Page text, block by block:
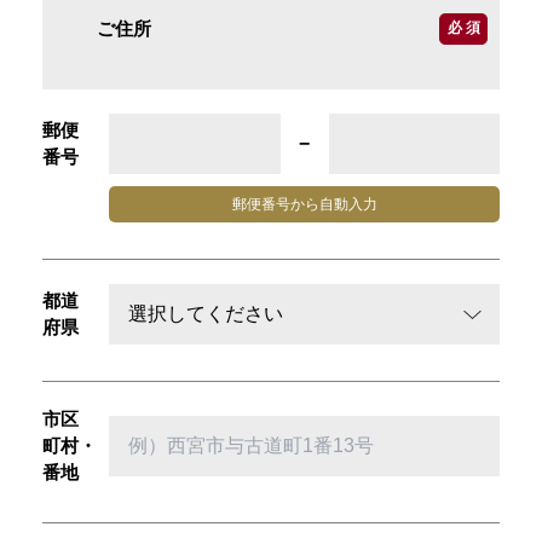
ご住所 必 須
郵便
番号
−
郵便番号から 自動入力
都道
府県
市区
町村・
番地